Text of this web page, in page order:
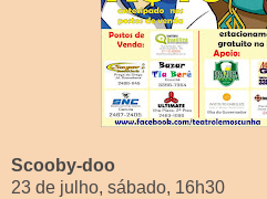
Scooby-doo
23 de julho, sábado, 16h30